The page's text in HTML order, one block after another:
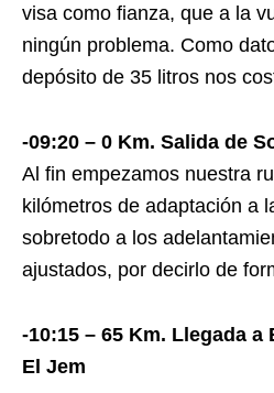
visa como fianza, que a la
ningún problema. Como
depósito de 35 litros nos
-09:20 – 0 Km. Salida de
Al fin empezamos nuestra
kilómetros de adaptación a
sobretodo a los
ajustados, por decirlo de
-10:15 – 65 Km. Llegada a
El Jem